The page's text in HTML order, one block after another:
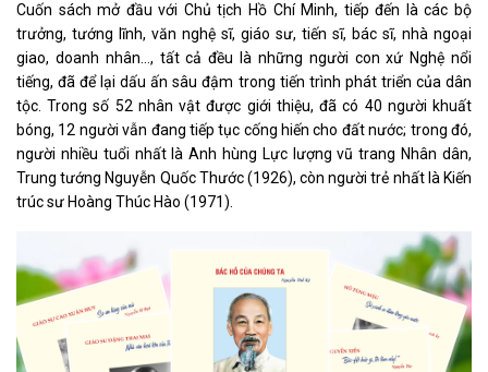
Cuốn sách mở đầu với Chủ tịch Hồ Chí Minh, tiếp đến là các bộ
trưởng, tướng lĩnh, văn nghệ sĩ, giáo sư, tiến sĩ, bác sĩ, nhà ngoại
giao, doanh nhân…, tất cả đều là những người con xứ Nghệ nổi
tiếng, đã để lại dấu ấn sâu đậm trong tiến trình phát triển của dân
tộc. Trong số 52 nhân vật được giới thiệu, đã có 40 người khuất
bóng, 12 người vẫn đang tiếp tục cống hiến cho đất nước; trong đó,
người nhiều tuổi nhất là Anh hùng Lực lượng vũ trang Nhân dân,
Trung tướng Nguyễn Quốc Thước (1926), còn người trẻ nhất là Kiến
trúc sư Hoàng Thúc Hào (1971).